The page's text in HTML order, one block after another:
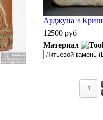
Арджуна и
12500 руб
Материал